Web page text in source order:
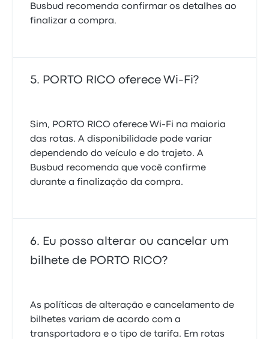
Busbud recomenda confirmar os detalhes ao
finalizar a compra.
PORTO RICO oferece Wi-Fi?
Sim, PORTO RICO oferece Wi-Fi na maioria
das rotas. A disponibilidade pode variar
dependendo do veículo e do trajeto. A
Busbud recomenda que você confirme
durante a finalização da compra.
Eu posso alterar ou cancelar um
bilhete de PORTO RICO?
As políticas de alteração e cancelamento de
bilhetes variam de acordo com a
transportadora e o tipo de tarifa. Em rotas